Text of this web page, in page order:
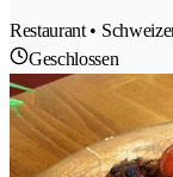
Restaurant •
Geschlossen